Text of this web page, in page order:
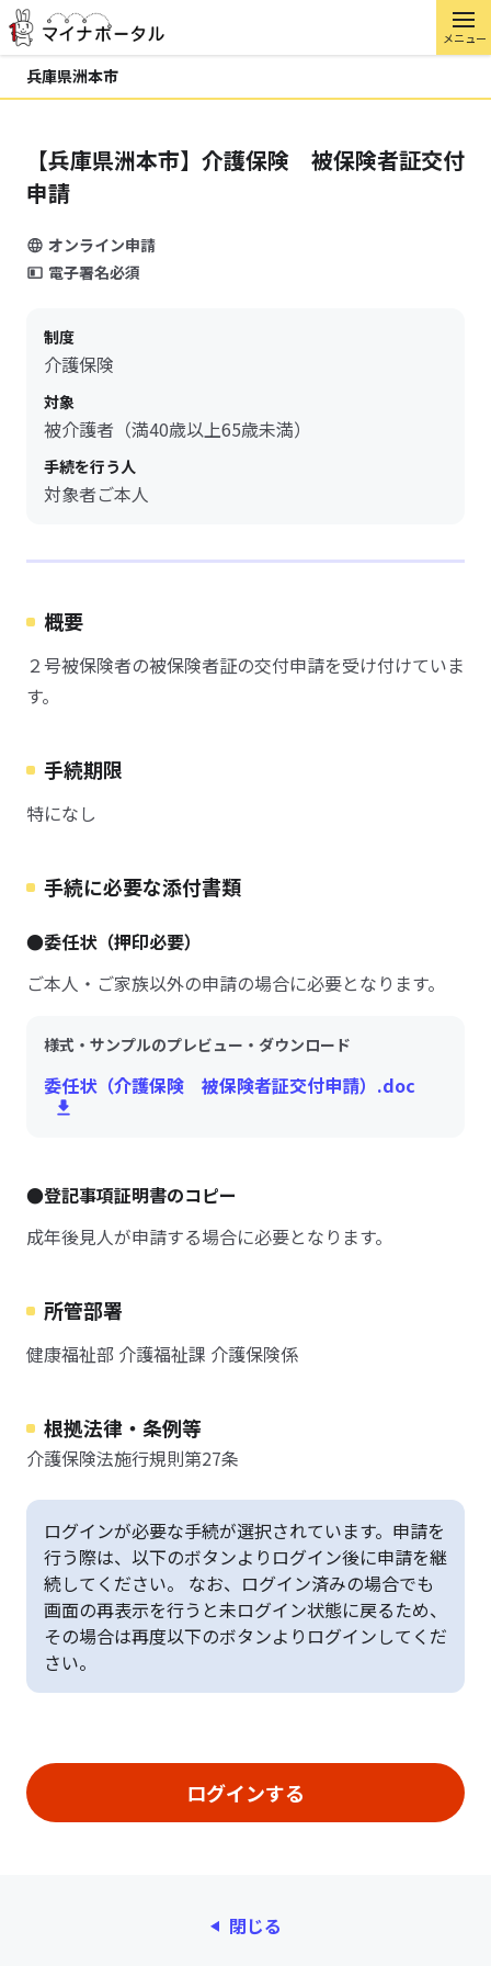
メニュー
兵庫県洲本市
【兵庫県洲本市】介護保険 被保険者証交付
申請
オンライン申請
電子署名必須
制度
介護保険
対象
被介護者（満40歳以上65歳未満）
手続を行う人
対象者ご本人
概要
２号被保険者の被保険者証の交付申請を受け付けていま
す。
手続期限
特になし
手続に必要な添付書類
●委任状（押印必要）
ご本人・ご家族以外の申請の場合に必要となります。
様式・サンプルのプレビュー・ダウンロード
委任状（介護保険 被保険者証交付申請）.doc
●登記事項証明書のコピー
成年後見人が申請する場合に必要となります。
所管部署
健康福祉部 介護福祉課 介護保険係
根拠法律・条例等
介護保険法施行規則第27条
ログインが必要な手続が選択されています。申請を
行う際は、以下のボタンよりログイン後に申請を継
続してください。 なお、ログイン済みの場合でも
画面の再表示を行うと未ログイン状態に戻るため、
その場合は再度以下のボタンよりログインしてくだ
さい。
閉じる